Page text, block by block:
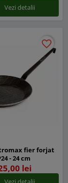
Vezi detalii
favorite_border
favorite_border
fier forjat
- 24 cm
lei